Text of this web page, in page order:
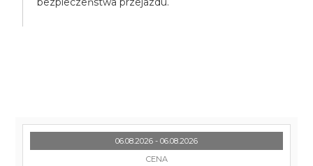
06.08.2026 - 06.08.2026
CENA